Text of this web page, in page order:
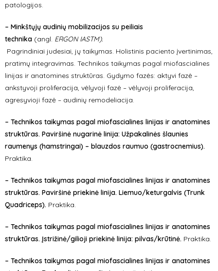
patologijos.
– Minkštųjų audinių mobilizacijos su peiliais
technika (angl. ERGON IASTM).
Pagrindiniai judesiai, jų taikymas. Holistinis paciento įvertinimas,
pratimų integravimas. Technikos taikymas pagal miofascialines
linijas ir anatomines struktūras. Gydymo fazės: aktyvi fazė –
ankstyvoji proliferacija, vėlyvoji fazė – vėlyvoji proliferacija,
agresyvioji fazė – audinių remodeliacija.
– Technikos taikymas pagal miofascialines linijas ir anatomines
struktūras. Paviršinė nugarinė linija: Užpakalinės šlaunies
raumenys (hamstringai) – blauzdos raumuo (gastrocnemius).
Praktika.
– Technikos taikymas pagal miofascialines linijas ir anatomines
struktūras. Paviršinė priekinė linija. Liemuo/keturgalvis (Trunk
Quadriceps). Praktika.
– Technikos taikymas pagal miofascialines linijas ir anatomines
struktūras. Įstrižinė/gilioji priekinė linija: pilvas/krūtinė. Praktika.
– Technikos taikymas pagal miofascialines linijas ir anatomines